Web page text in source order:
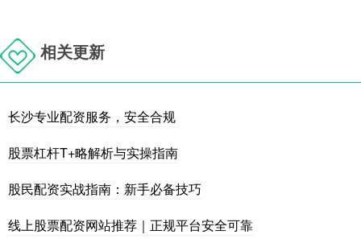
相关更新
长沙专业配资服务，安全合规
股票杠杆T+略解析与实操指南
股民配资实战指南：新手必备技巧
线上股票配资网站推荐｜正规平台安全可靠